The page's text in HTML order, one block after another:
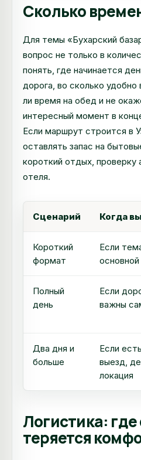
Сколько
Для темы «Бухарский
вопрос не только в
понять, где начинается
дорога, во сколько
ли время на обед и не
интересный момент в
Если маршрут строится в
оставлять запас на
короткий отдых, проверку
отеля.
Сценарий Когда
Короткий
формат
Если
Полный
день
Если
важны
Два дня и
больше
Если
выезд,
локация
Логистика:
теряется